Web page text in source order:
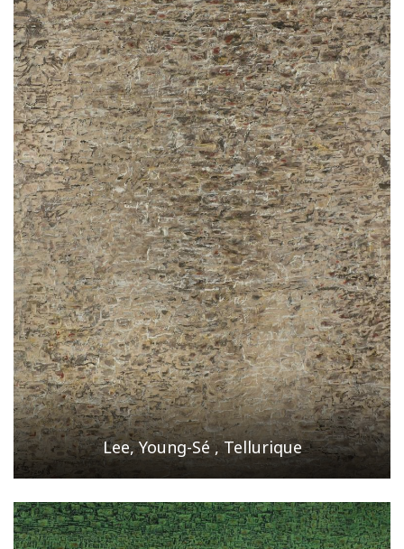
Lee, Young-Sé , Tellurique